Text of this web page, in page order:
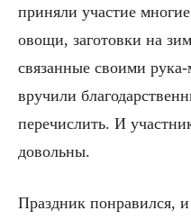
приняли участие
овощи, заготовки на
связанные своими
вручили
перечислить. И
довольны.
Праздник понравился,